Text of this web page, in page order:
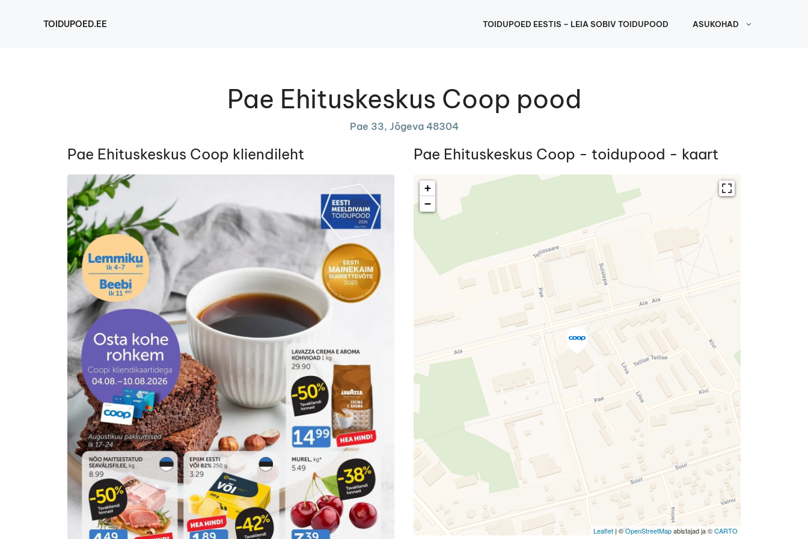
TOIDUPOED.EE TOIDUPOED EESTIS – LEIA SOBIV TOIDUPOOD ASUKOHAD
Pae Ehituskeskus Coop pood
Pae 33, Jõgeva 48304
Pae Ehituskeskus Coop kliendileht Pae Ehituskeskus Coop - toidupood - kaart
Travelers' Map is loading...
If you see this after your page is loaded
completely, leafletJS files are missing.
+
−
Leaflet| ©OpenStreetMapabistajad ja ©CARTO